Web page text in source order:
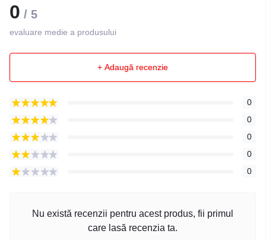
0 / 5
evaluare medie a produsului
+ Adaugă recenzie
0
0
0
0
0
Nu există recenzii pentru acest produs, fii primul
care lasă recenzia ta.